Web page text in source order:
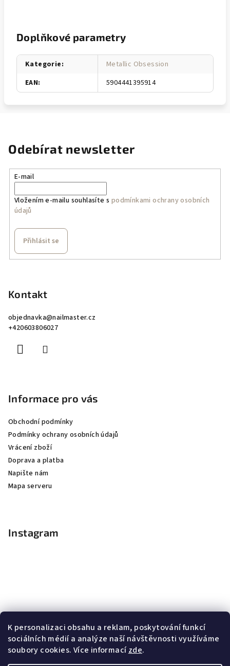
K personalizaci obsahu a reklam, poskytování funkcí
sociálních médií a analýze naší návštěvnosti využíváme
soubory cookies. Více informacízde.
Doplňkové parametry
Kategorie:
Metallic Obsession
EAN: 5904441395914
Odebírat newsletter
E-mail
Vložením e-mailu souhlasíte s podmínkami ochrany osobních
údajů
Přihlásit se
Kontakt
objednavka@nailmaster.cz
+420603806027
Informace pro vás
Obchodní podmínky
Podmínky ochrany osobních údajů
Vrácení zboží
Doprava a platba
Napište nám
Mapa serveru
Instagram